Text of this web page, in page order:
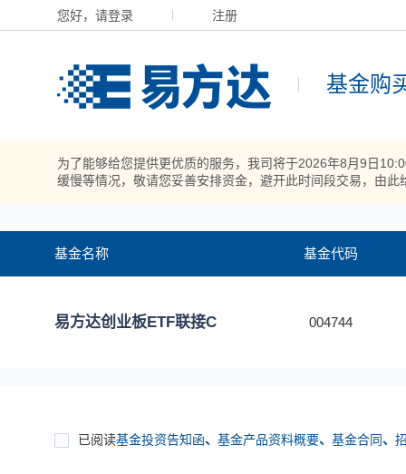
您好，请登录 注册
基金购
为了能够给您提供更优质的服务，我司将于2026年8月9日
缓慢等情况，敬请您妥善安排资金，避开此时间段交易，由此
基金名称 基金代码
易方达创业板ETF联接C 004744
已阅读基金投资告知函、 基金产品资料概要、 基金合同、